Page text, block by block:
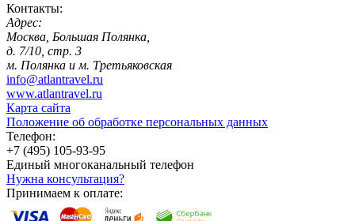
Контакты:
Адрес:
Москва, Большая Полянка,
д. 7/10, стр. 3
м. Полянка и м. Третьяковская
info@atlantravel.ru
www.atlantravel.ru
Карта сайта
Положение об обработке персональных данных
Телефон:
+7 (495) 105-93-95
Единый многоканальный телефон
Нужна консультация?
Принимаем к оплате: